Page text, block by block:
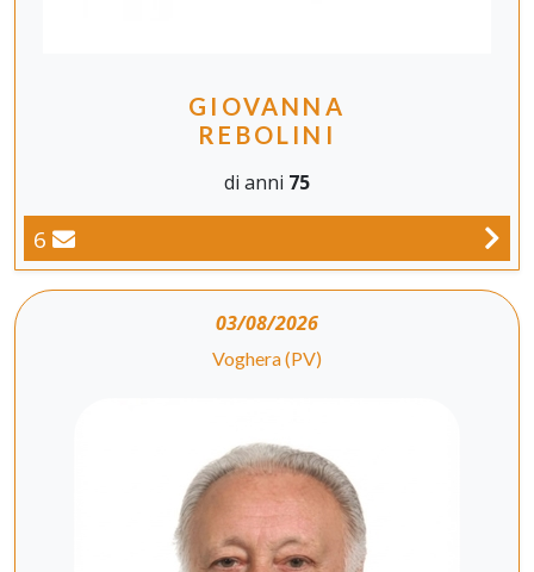
GIOVANNA
REBOLINI
di anni 75
6
03/08/2026
Voghera (PV)